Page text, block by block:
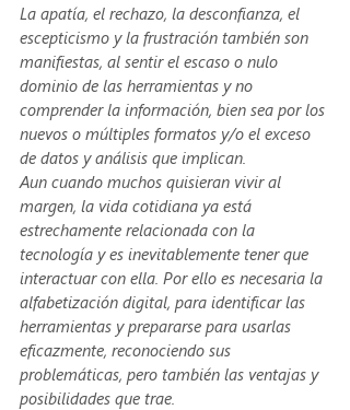
La apatía, el rechazo, la desconfianza, el
escepticismo y la frustración también son
manifiestas, al sentir el escaso o nulo
dominio de las herramientas y no
comprender la información, bien sea por los
nuevos o múltiples formatos y/o el exceso
de datos y análisis que implican.
Aun cuando muchos quisieran vivir al
margen, la vida cotidiana ya está
estrechamente relacionada con la
tecnología y es inevitablemente tener que
interactuar con ella. Por ello es necesaria la
alfabetización digital, para identificar las
herramientas y prepararse para usarlas
eficazmente, reconociendo sus
problemáticas, pero también las ventajas y
posibilidades que trae.